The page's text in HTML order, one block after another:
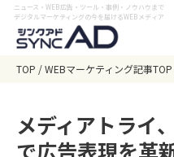
ニュース・WEB広告・ツール・事例・ノウハウまで
デジタルマーケティングの今を届けるWEBメディア
TOP WEBマーケティング記事TOP
メディアトライ
で広告表現を革